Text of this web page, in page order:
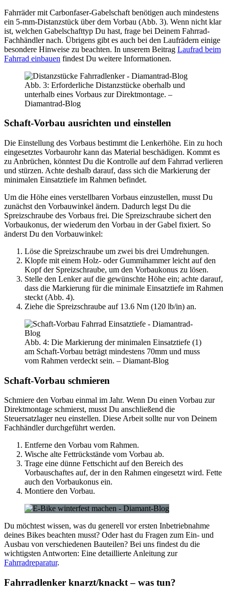
Fahrräder mit Carbonfaser-Gabelschaft benötigen auch mindestens
ein 5-mm-Distanzstück über dem Vorbau (Abb. 3). Wenn nicht klar
ist, welchen Gabelschafttyp Du hast, frage bei Deinem Fahrrad-
Fachhändler nach. Übrigens gibt es auch bei den Laufrädern einige
besondere Hinweise zu beachten. In unserem Beitrag Laufrad beim
Fahrrad einbauen findest Du weitere Informationen.
Abb. 3: Erforderliche Distanzstücke oberhalb und
unterhalb eines Vorbaus zur Direktmontage. –
Diamantrad-Blog
Schaft-Vorbau ausrichten und einstellen
Die Einstellung des Vorbaus bestimmt die Lenkerhöhe. Ein zu hoch
eingesetztes Vorbaurohr kann das Material beschädigen. Kommt es
zu Anbrüchen, könntest Du die Kontrolle auf dem Fahrrad verlieren
und stürzen. Achte deshalb darauf, dass sich die Markierung der
minimalen Einsatztiefe im Rahmen befindet.
Um die Höhe eines verstellbaren Vorbaus einzustellen, musst Du
zunächst den Vorbauwinkel ändern. Dadurch legst Du die
Spreizschraube des Vorbaus frei. Die Spreizschraube sichert den
Vorbaukonus, der wiederum den Vorbau in der Gabel fixiert. So
änderst Du den Vorbauwinkel:
Löse die Spreizschraube um zwei bis drei Umdrehungen.
Klopfe mit einem Holz- oder Gummih­ammer leicht auf den
Kopf der Spreizschrau­be, um den Vorbaukonus zu lösen.
Stelle den Lenker auf die gewünschte Höhe ein; achte darauf,
dass die Markierung für die minimale Einsatztiefe im Rahmen
steckt (Abb. 4).
Ziehe die Spreizschraube auf 13.6 Nm (120 lb/in) an.
Abb. 4: Die Markierung der minimalen Einsatztiefe (1)
am Schaft-Vorbau beträgt mindestens 70mm und muss
vom Rahmen verdeckt sein. – Diamant-Blog
Schaft-Vorbau schmieren
Schmiere den Vorbau einmal im Jahr. Wenn Du einen Vorbau zur
Direktmontage schmierst, musst Du anschließend die
Steuersatzlager neu einstellen. Diese Arbeit sollte nur von Deinem
Fachhändler durchgeführt werden.
Entferne den Vorbau vom Rahmen.
Wische alte Fettrückstände vom Vorbau ab.
Trage eine dünne Fettschicht auf den Bereich des
Vorbauschaftes auf, der in den Rahmen eingesetzt wird. Fette
auch den Vorbaukonus ein.
Montiere den Vorbau.
Du möchtest wissen, was du generell vor ersten Inbetriebnahme
deines Bikes beachten musst? Oder hast du Fragen zum Ein- und
Ausbau von verschiedenen Bauteilen? Bei uns findest du die
wichtigsten Antworten: Eine detaillierte Anleitung zur
Fahrradreparatur.
Fahrradlenker knarzt/knackt – was tun?